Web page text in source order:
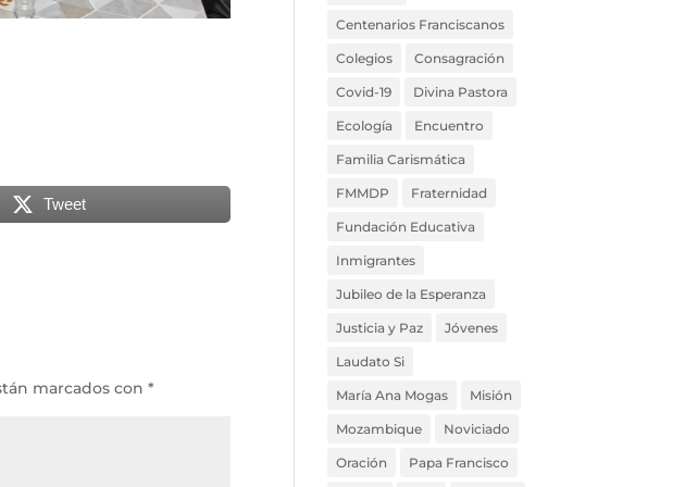
Tweet
marcados con*
Centenarios Franciscanos
Colegios Consagración
Covid-19 Divina Pastora
Ecología Encuentro
Familia Carismática
FMMDP Fraternidad
Fundación Educativa
Inmigrantes
Jubileo de la Esperanza
Justicia y Paz Jóvenes
Laudato Si
María Ana Mogas Misión
Mozambique Noviciado
Oración Papa Francisco